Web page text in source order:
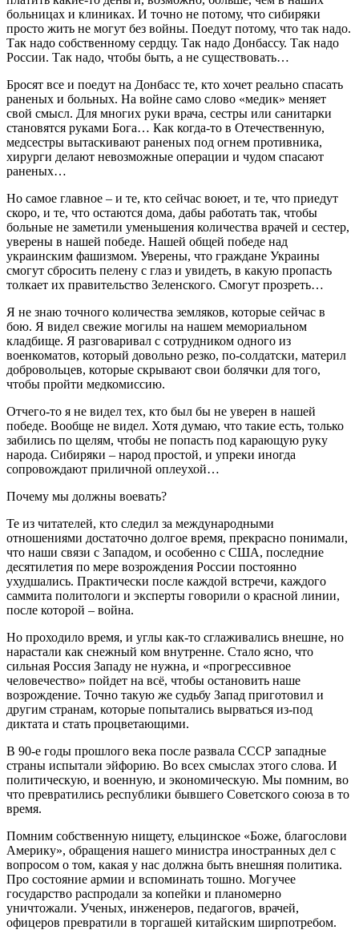
больницах и клиниках. И точно не потому, что сибиряки
просто жить не могут без войны. Поедут потому, что так надо.
Так надо собственному сердцу. Так надо Донбассу. Так надо
России. Так надо, чтобы быть, а не существовать…
Бросят все и поедут на Донбасс те, кто хочет реально спасать
раненых и больных. На войне само слово «медик» меняет
свой смысл. Для многих руки врача, сестры или санитарки
становятся руками Бога… Как когда-то в Отечественную,
медсестры вытаскивают раненых под огнем противника,
хирурги делают невозможные операции и чудом спасают
раненых…
Но самое главное – и те, кто сейчас воюет, и те, что приедут
скоро, и те, что остаются дома, дабы работать так, чтобы
больные не заметили уменьшения количества врачей и сестер,
уверены в нашей победе. Нашей общей победе над
украинским фашизмом. Уверены, что граждане Украины
смогут сбросить пелену с глаз и увидеть, в какую пропасть
толкает их правительство Зеленского. Смогут прозреть…
Я не знаю точного количества земляков, которые сейчас в
бою. Я видел свежие могилы на нашем мемориальном
кладбище. Я разговаривал с сотрудником одного из
военкоматов, который довольно резко, по-солдатски, материл
добровольцев, которые скрывают свои болячки для того,
чтобы пройти медкомиссию.
Отчего-то я не видел тех, кто был бы не уверен в нашей
победе. Вообще не видел. Хотя думаю, что такие есть, только
забились по щелям, чтобы не попасть под карающую руку
народа. Сибиряки – народ простой, и упреки иногда
сопровождают приличной оплеухой…
Почему мы должны воевать?
Те из читателей, кто следил за международными
отношениями достаточно долгое время, прекрасно понимали,
что наши связи с Западом, и особенно с США, последние
десятилетия по мере возрождения России постоянно
ухудшались. Практически после каждой встречи, каждого
саммита политологи и эксперты говорили о красной линии,
после которой – война.
Но проходило время, и углы как-то сглаживались внешне, но
нарастали как снежный ком внутренне. Стало ясно, что
сильная Россия Западу не нужна, и «прогрессивное
человечество» пойдет на всё, чтобы остановить наше
возрождение. Точно такую же судьбу Запад приготовил и
другим странам, которые попытались вырваться из-под
диктата и стать процветающими.
В 90-е годы прошлого века после развала СССР западные
страны испытали эйфорию. Во всех смыслах этого слова. И
политическую, и военную, и экономическую. Мы помним, во
что превратились республики бывшего Советского союза в то
время.
Помним собственную нищету, ельцинское «Боже, благослови
Америку», обращения нашего министра иностранных дел с
вопросом о том, какая у нас должна быть внешняя политика.
Про состояние армии и вспоминать тошно. Могучее
государство распродали за копейки и планомерно
уничтожали. Ученых, инженеров, педагогов, врачей,
офицеров превратили в торгашей китайским ширпотребом.